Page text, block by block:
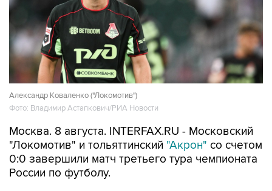
Александр Коваленко ("Локомотив")
Фото: Владимир Астапкович/РИА Новости
Москва. 8 августа. INTERFAX.RU - Московский
"Локомотив" и тольяттинский "Акрон" со счетом
0:0 завершили матч третьего тура чемпионата
России по футболу.